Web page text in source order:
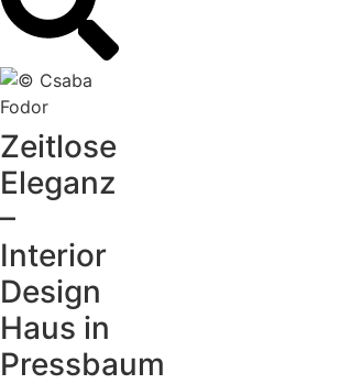
Zeitlose
Eleganz
–
Interior
Design
Haus in
Pressbaum